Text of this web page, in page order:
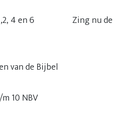
1,2, 4 en 6 Zing nu de
van de Bijbel
10 NBV